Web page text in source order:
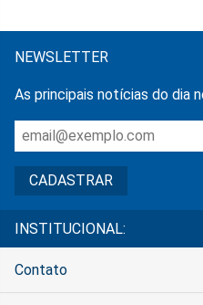
NEWSLETTER
As principais notícias do dia
INSTITUCIONAL:
Contato